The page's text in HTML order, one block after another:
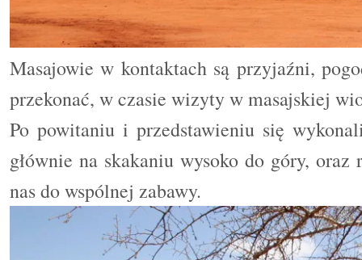
Masajowie w kontaktach są przyjaźni,
przekonać, w czasie wizyty w masajskiej
Po powitaniu i przedstawieniu się
głównie na skakaniu wysoko do góry,
nas do wspólnej zabawy.